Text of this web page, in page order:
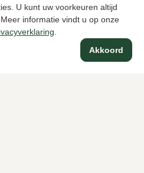
U kunt uw voorkeuren altijd
Meer informatie vindt u op onze
Akkoord
producten